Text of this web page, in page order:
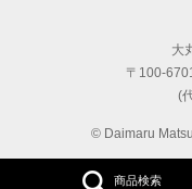
商品検索
大
〒100-
(
© Daimaru